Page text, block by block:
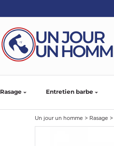
Rasage Entretien barbe
Un jour un homme > Rasage >